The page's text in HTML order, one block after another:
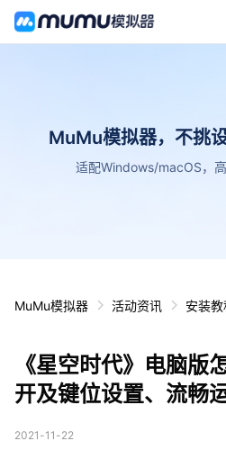
MuMu模拟器，不挑
适配Windows/macOS，
MuMu模拟器 活动资讯 安装教
《星空时代》电脑版
开及键位设置、流畅
2021-11-22